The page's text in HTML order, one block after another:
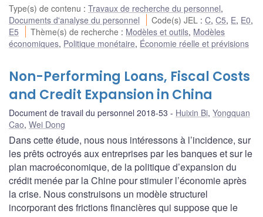
Type(s) de contenu : Travaux de recherche du personnel,
Documents d'analyse du personnel
Code(s) JEL :C,C5, E, E0,
E5
Thème(s) de recherche : Modèles et outils, Modèles
économiques, Politique monétaire, Économie réelle et prévisions
Non-Performing Loans, Fiscal Costs
and Credit Expansion in China
Document de travail du personnel 2018-53 Huixin Bi, Yongquan
Cao, Wei Dong
Dans cette étude, nous nous intéressons à l’incidence, sur
les prêts octroyés aux entreprises par les banques et sur le
plan macroéconomique, de la politique d’expansion du
crédit menée par la Chine pour stimuler l’économie après
la crise. Nous construisons un modèle structurel
incorporant des frictions financières qui suppose que le